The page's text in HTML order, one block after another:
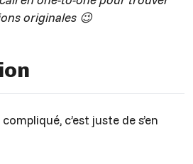
originales 😉
c’est juste de s’en